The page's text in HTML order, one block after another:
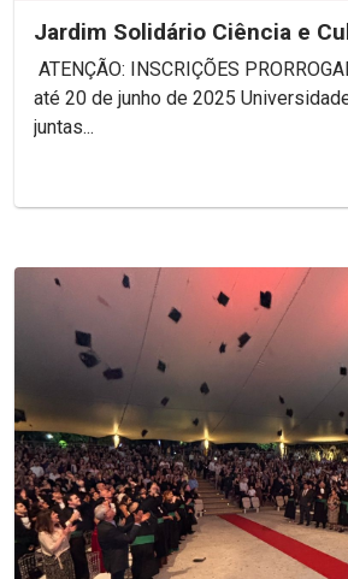
Jardim Solidário Ciência e
ATENÇÃO: INSCRIÇÕES
até 20 de junho de 2025
juntas...